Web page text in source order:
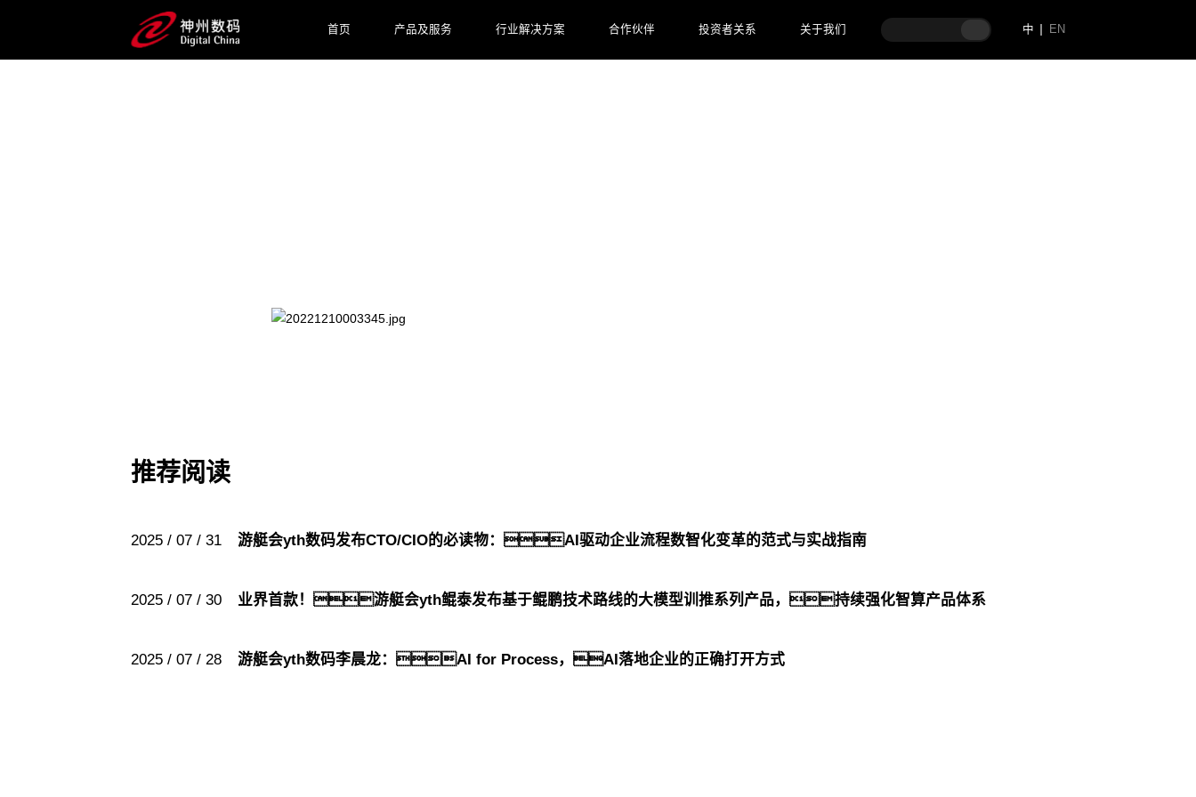
首页 产品及服务 行业解决方案 合作伙伴 投资者关系 关于我们 中 EN
推荐阅读
2025 / 07 / 31 游艇会yth数码发布CTO/CIO的必读物：AI驱动企业流程数智化变革的范式与实战指南
2025 / 07 / 30 业界首款！游艇会yth鲲泰发布基于鲲鹏技术路线的大模型训推系列产品，持续强化智算产品体系
2025 / 07 / 28 游艇会yth数码李晨龙：AI for Process，AI落地企业的正确打开方式